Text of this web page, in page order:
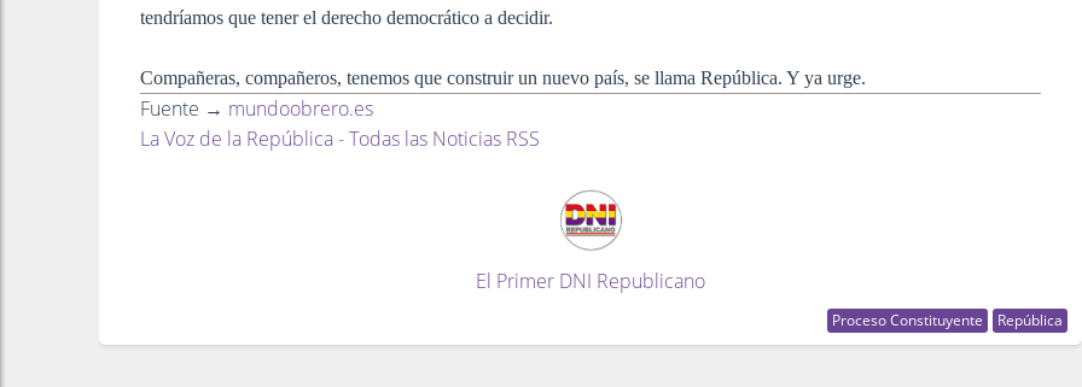
tendríamos que tener el derecho democrático a decidir.
Compañeras, compañeros, tenemos que construir un nuevo país, se llama República. Y ya urge.
Fuente → mundoobrero.es
La Voz de la República - Todas las Noticias RSS
El Primer DNI Republicano
Proceso Constituyente República